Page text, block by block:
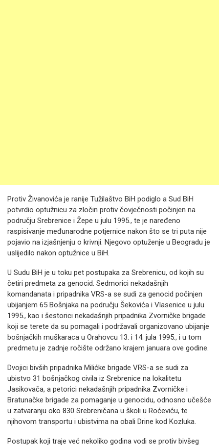
Protiv Živanovića je ranije Tužilaštvo BiH podiglo a Sud BiH
potvrdio optužnicu za zločin protiv čovječnosti počinjen na
području Srebrenice i Žepe u julu 1995., te je naređeno
raspisivanje međunarodne potjernice nakon što se tri puta nije
pojavio na izjašnjenju o krivnji. Njegovo optuženje u Beogradu je
uslijedilo nakon optužnice u BiH.
U Sudu BiH je u toku pet postupaka za Srebrenicu, od kojih su
četiri predmeta za genocid. Sedmorici nekadašnjih
komandanata i pripadnika VRS-a se sudi za genocid počinjen
ubijanjem 65 Bošnjaka na području Šekovića i Vlasenice u julu
1995., kao i šestorici nekadašnjih pripadnika Zvorničke brigade
koji se terete da su pomagali i podržavali organizovano ubijanje
bošnjačkih muškaraca u Orahovcu 13. i 14. jula 1995., i u tom
predmetu je zadnje ročište održano krajem januara ove godine.
Dvojici bivših pripadnika Milićke brigade VRS-a se sudi za
ubistvo 31 bošnjačkog civila iz Srebrenice na lokalitetu
Jasikovača, a petorici nekadašnjih pripadnika Zvorničke i
Bratunačke brigade za pomaganje u genocidu, odnosno učešće
u zatvaranju oko 830 Srebreničana u školi u Roćeviću, te
njihovom transportu i ubistvima na obali Drine kod Kozluka.
Postupak koji traje već nekoliko godina vodi se protiv bivšeg